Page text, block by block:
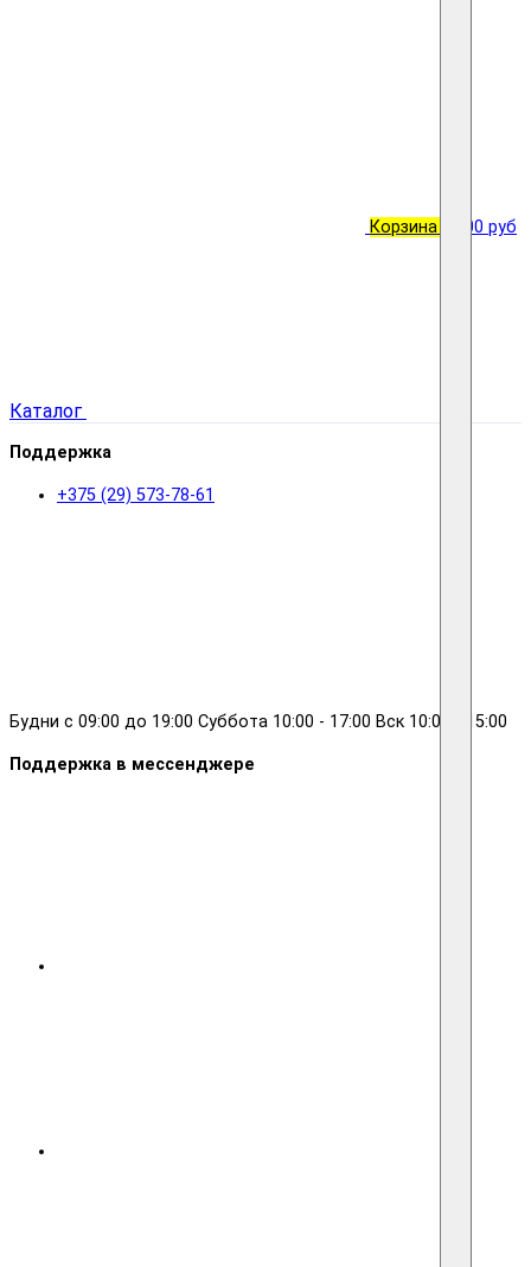
Корзина 0.00 руб
Каталог
Поддержка
+375 (29) 573-78-61
Будни с 09:00 до 19:00 Суббота 10:00 - 17:00 Вск 10:00 - 15:00
Поддержка в мессенджере